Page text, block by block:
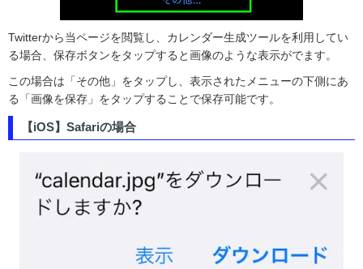
Twitterから当ページを閲覧し、カレンダー生成ツールを利用してい
る場合、保存ボタンをタップすると画像のような表示がでます。
この場合は「その他」をタップし、表示されたメニューの下側にあ
る「画像を保存」をタップすることで保存可能です。
【iOS】Safariの場合